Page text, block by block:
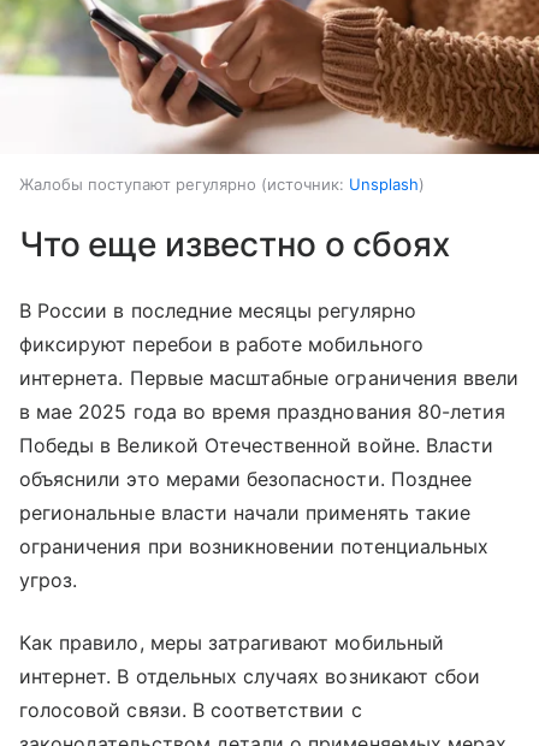
Жалобы поступают регулярно источник: Unsplash
Что еще известно о сбоях
В России в последние месяцы регулярно
фиксируют перебои в работе мобильного
интернета. Первые масштабные ограничения ввели
в мае 2025 года во время празднования 80-летия
Победы в Великой Отечественной войне. Власти
объяснили это мерами безопасности. Позднее
региональные власти начали применять такие
ограничения при возникновении потенциальных
угроз.
Как правило, меры затрагивают мобильный
интернет. В отдельных случаях возникают сбои
голосовой связи. В соответствии с